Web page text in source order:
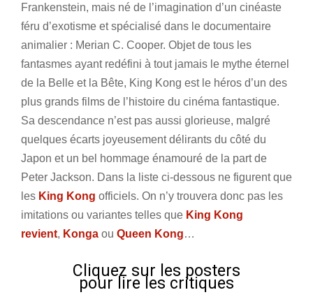
Frankenstein, mais né de l’imagination d’un cinéaste
féru d’exotisme et spécialisé dans le documentaire
animalier : Merian C. Cooper. Objet de tous les
fantasmes ayant redéfini à tout jamais le mythe éternel
de la Belle et la Bête, King Kong est le héros d’un des
plus grands films de l’histoire du cinéma fantastique.
Sa descendance n’est pas aussi glorieuse, malgré
quelques écarts joyeusement délirants du côté du
Japon et un bel hommage énamouré de la part de
Peter Jackson. Dans la liste ci-dessous ne figurent que
les King Kong officiels. On n’y trouvera donc pas les
imitations ou variantes telles que King Kong
revient, Konga ou Queen Kong…
Cliquez sur les posters
pour lire les critiques